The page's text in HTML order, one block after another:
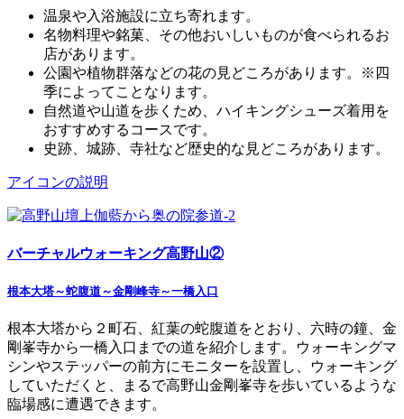
温泉や入浴施設に立ち寄れます。
名物料理や銘菓、その他おいしいものが食べられるお
店があります。
公園や植物群落などの花の見どころがあります。※四
季によってことなります。
自然道や山道を歩くため、ハイキングシューズ着用を
おすすめするコースです。
史跡、城跡、寺社など歴史的な見どころがあります。
アイコンの説明
バーチャルウォーキング高野山②
根本大塔～蛇腹道～金剛峰寺～一橋入口
根本大塔から２町石、紅葉の蛇腹道をとおり、六時の鐘、金
剛峯寺から一橋入口までの道を紹介します。ウォーキングマ
シンやステッパーの前方にモニターを設置し、ウォーキング
していただくと、まるで高野山金剛峯寺を歩いているような
臨場感に遭遇できます。